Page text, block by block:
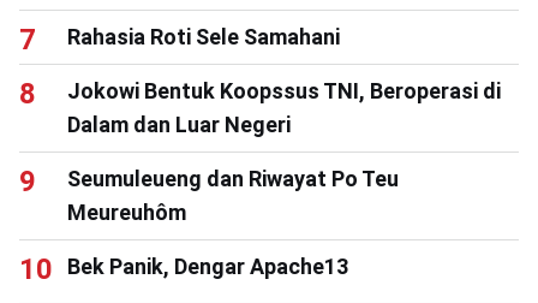
Rahasia Roti Sele Samahani
Jokowi Bentuk Koopssus TNI, Beroperasi di
Dalam dan Luar Negeri
Seumuleueng dan Riwayat Po Teu
Meureuhôm
Bek Panik, Dengar Apache13